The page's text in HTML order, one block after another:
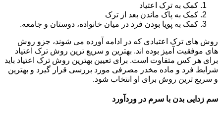
کمک به ترک اعتیاد
کمک به پاک ماندن بعد از ترک
کمک به پویا بودن فرد در میان خانواده، دوستان و جامعه.
روش های ترک اعتیادی که در ادامه آورده می شوند، جزو روش
های موفقیت آمیز بوده اند. بهترین و سریع ترین روش ترک اعتیاد
برای هر کس متفاوت است. برای تعیین بهترین روش ترک اعتیاد باید
شرایط فرد و ماده مخدر مصرفی مورد بررسی قرار گیرد و بهترین
و سریع ترین روش برای او انتخاب شود.
سم زدایی بدن با سرم در وردآورد